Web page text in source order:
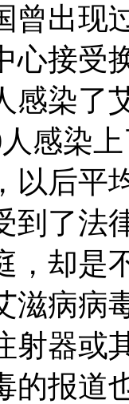
曾出现
心接受
感染了
感染
以后平
到了法
，却是
滋病病
射器或
的报道